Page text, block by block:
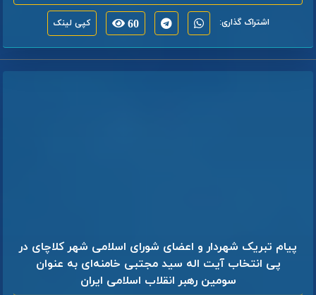
اشتراک گذاری: 60 کپی لینک
پیام تبریک شهردار و اعضای شورای اسلامی شهر کلاچای در
پی انتخاب آیت اله سید مجتبی خامنه‌ای به عنوان
سومین رهبر انقلاب اسلامی ایران